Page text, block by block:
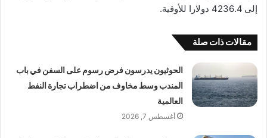
إلى 4236.4 دولارا للأوقية.
مقالات ذات صلة
الحوثيون يدرسون فرض رسوم على السفن في باب
المندب وسط مخاوف من اضطراب تجارة النفط
العالمية
أغسطس 7, 2026